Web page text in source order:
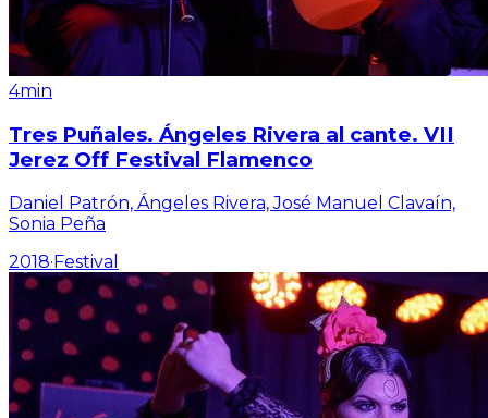
4min
Tres Puñales. Ángeles Rivera al cante. VII
Jerez Off Festival Flamenco
Daniel Patrón, Ángeles Rivera, José Manuel Clavaín,
Sonia Peña
2018·Festival